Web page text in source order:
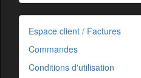
Espace client / Factures
Commandes
Conditions d'utilisation